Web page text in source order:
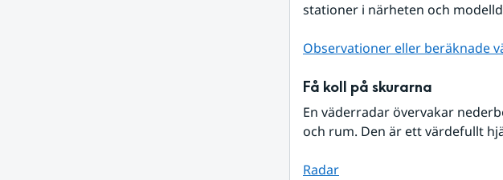
stationer i närheten och
Observationer eller beräknade
Få koll på skurarna
En väderradar övervakar
och rum. Den är ett värdefullt
Radar